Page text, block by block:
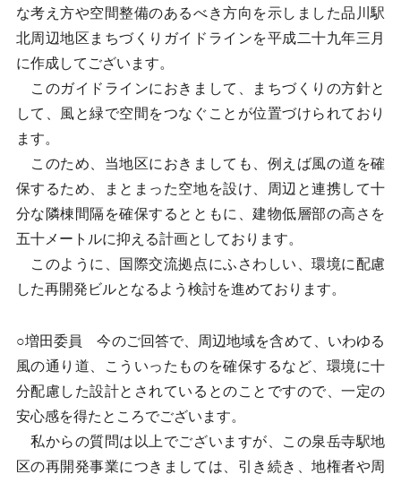
な考え方や空間整備のあるべき方向を示しました品川駅
北周辺地区まちづくりガイドラインを平成二十九年三月
に作成してございます。
このガイドラインにおきまして、まちづくりの方針と
して、風と緑で空間をつなぐことが位置づけられており
ます。
このため、当地区におきましても、例えば風の道を確
保するため、まとまった空地を設け、周辺と連携して十
分な隣棟間隔を確保するとともに、建物低層部の高さを
五十メートルに抑える計画としております。
このように、国際交流拠点にふさわしい、環境に配慮
した再開発ビルとなるよう検討を進めております。
○増田委員 今のご回答で、周辺地域を含めて、いわゆる
風の通り道、こういったものを確保するなど、環境に十
分配慮した設計とされているとのことですので、一定の
安心感を得たところでございます。
私からの質問は以上でございますが、この泉岳寺駅地
区の再開発事業につきましては、引き続き、地権者や周